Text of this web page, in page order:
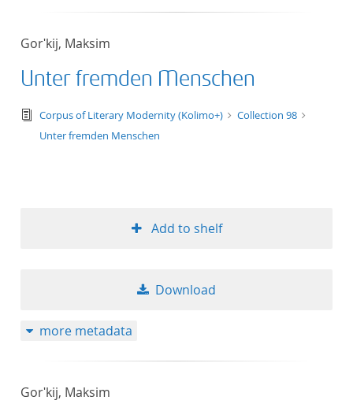
Gorʹkij, Maksim
Unter fremden Menschen
text/tg.edition+tg.aggregation+xml
Corpus of Literary Modernity (Kolimo+)
Collection 98
Unter fremden Menschen
Add to shelf
Download
more metadata
Gorʹkij, Maksim